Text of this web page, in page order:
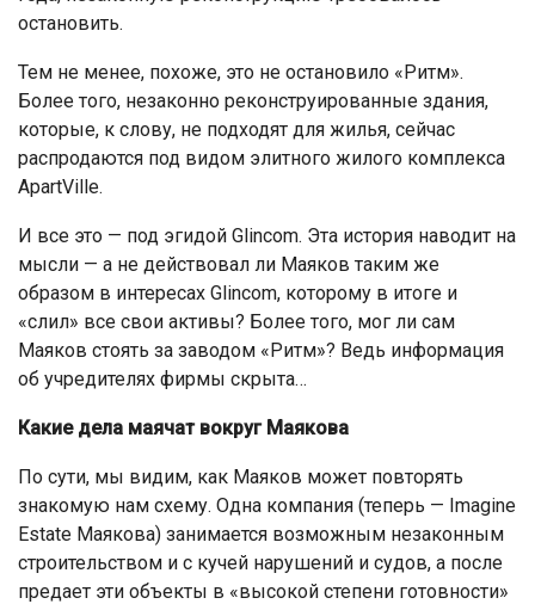
остановить.
Тем не менее, похоже, это не остановило «Ритм».
Более того, незаконно реконструированные здания,
которые, к слову, не подходят для жилья, сейчас
распродаются под видом элитного жилого комплекса
ApartVille.
И все это — под эгидой Glincom. Эта история наводит на
мысли — а не действовал ли Маяков таким же
образом в интересах Glincom, которому в итоге и
«слил» все свои активы? Более того, мог ли сам
Маяков стоять за заводом «Ритм»? Ведь информация
об учредителях фирмы скрыта…
Какие дела маячат вокруг Маякова
По сути, мы видим, как Маяков может повторять
знакомую нам схему. Одна компания (теперь — Imagine
Estate Маякова) занимается возможным незаконным
строительством и с кучей нарушений и судов, а после
предает эти объекты в «высокой степени готовности»